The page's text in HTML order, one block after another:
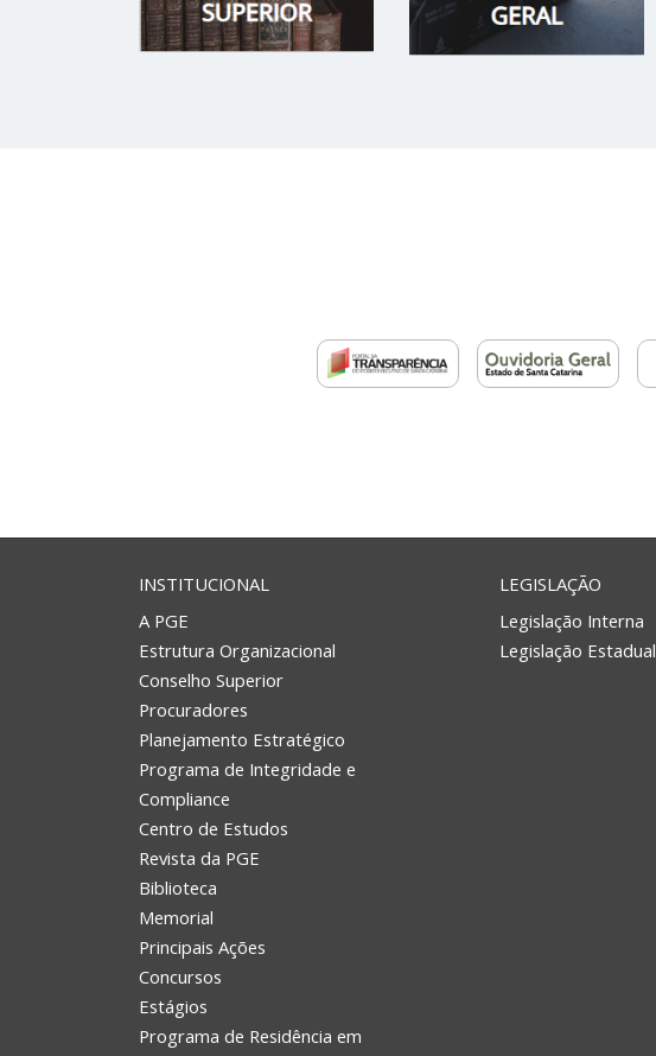
INSTITUCIONAL
A PGE
Estrutura Organizacional
Conselho Superior
Procuradores
Planejamento Estratégico
Programa de Integridade e
Compliance
Centro de Estudos
Revista da PGE
Biblioteca
Memorial
Principais Ações
Concursos
Estágios
Programa de Residência em
LEGISLAÇÃO
Legislação Interna
Legislação Estadual